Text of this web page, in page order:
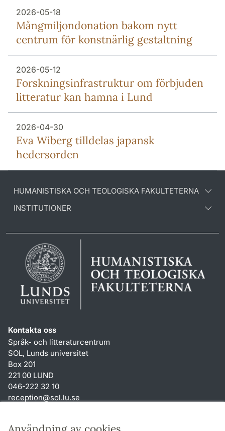
2026-05-18
Mång­miljon­donation bakom nytt
centrum för konstnärlig gestaltning
2026-05-12
Forsknings­infrastruktur om förbjuden
litteratur kan hamna i Lund
2026-04-30
Eva Wiberg tilldelas japansk
hedersorden
HUMANISTISKA OCH TEOLOGISKA FAKULTETERNA
INSTITUTIONER
Kontakta oss
Språk- och litteraturcentrum
SOL, Lunds universitet
Box 201
221 00 LUND
046-222 32 10
reception@sol.lu.se
Genvägar